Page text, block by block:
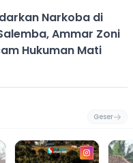
Narkoba di
Ammar Zoni
Hukuman Mati
Geser